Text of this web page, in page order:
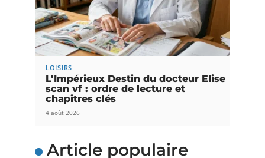
LOISIRS
L’Impérieux Destin du docteur Elise
scan vf : ordre de lecture et
chapitres clés
4 août 2026
Article populaire